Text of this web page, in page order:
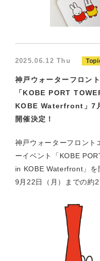
2025.06.12 Thu
神戸ウォーターフロン
「KOBE PORT
KOBE Waterfront」7
開催決定！
神戸ウォーターフロント
ーイベント「KOBE
in KOBE Waterfront」を
9月22日（月）までの約2